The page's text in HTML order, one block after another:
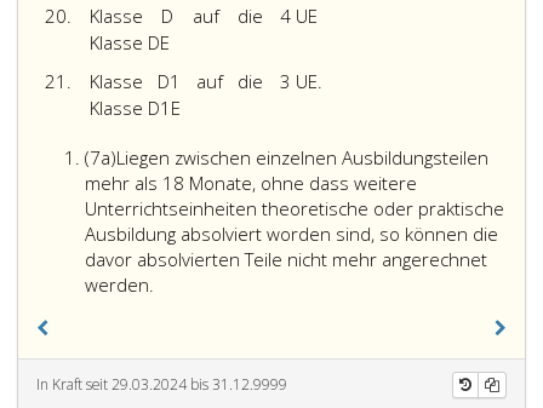
C,
C1,
D
oder
D1
Hauptschulung
20.
Klasse D auf die
Klasse DE
4 UE
21.
Klasse D1 auf die
Klasse D1E
3 UE.
(7a)Absatz
7
a
Liegen zwischen einzelnen Ausbildungsteilen
mehr als 18 Monate, ohne dass weitere
Unterrichtseinheiten theoretische oder praktische
Ausbildung absolviert worden sind, so können die
davor absolvierten Teile nicht mehr angerechnet
werden.
In Kraft seit 29.03.2024 bis 31.12.9999